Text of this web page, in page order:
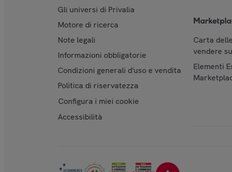
Gli universi di Privalia
Motore di ricerca
Note legali
Informazioni obbligatorie
Condizioni generali d'uso e vendita
Politica di riservatezza
Configura i miei cookie
Accessibilità
Carta
vendere
Elementi